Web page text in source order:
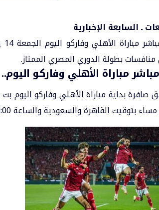
ـ السابعة الإخبارية
بطولة الدوري المصري الممتاز.
مباراة الأهلي وفاركو
صافرة بداية مباراة الأهلي وفاركو اليوم